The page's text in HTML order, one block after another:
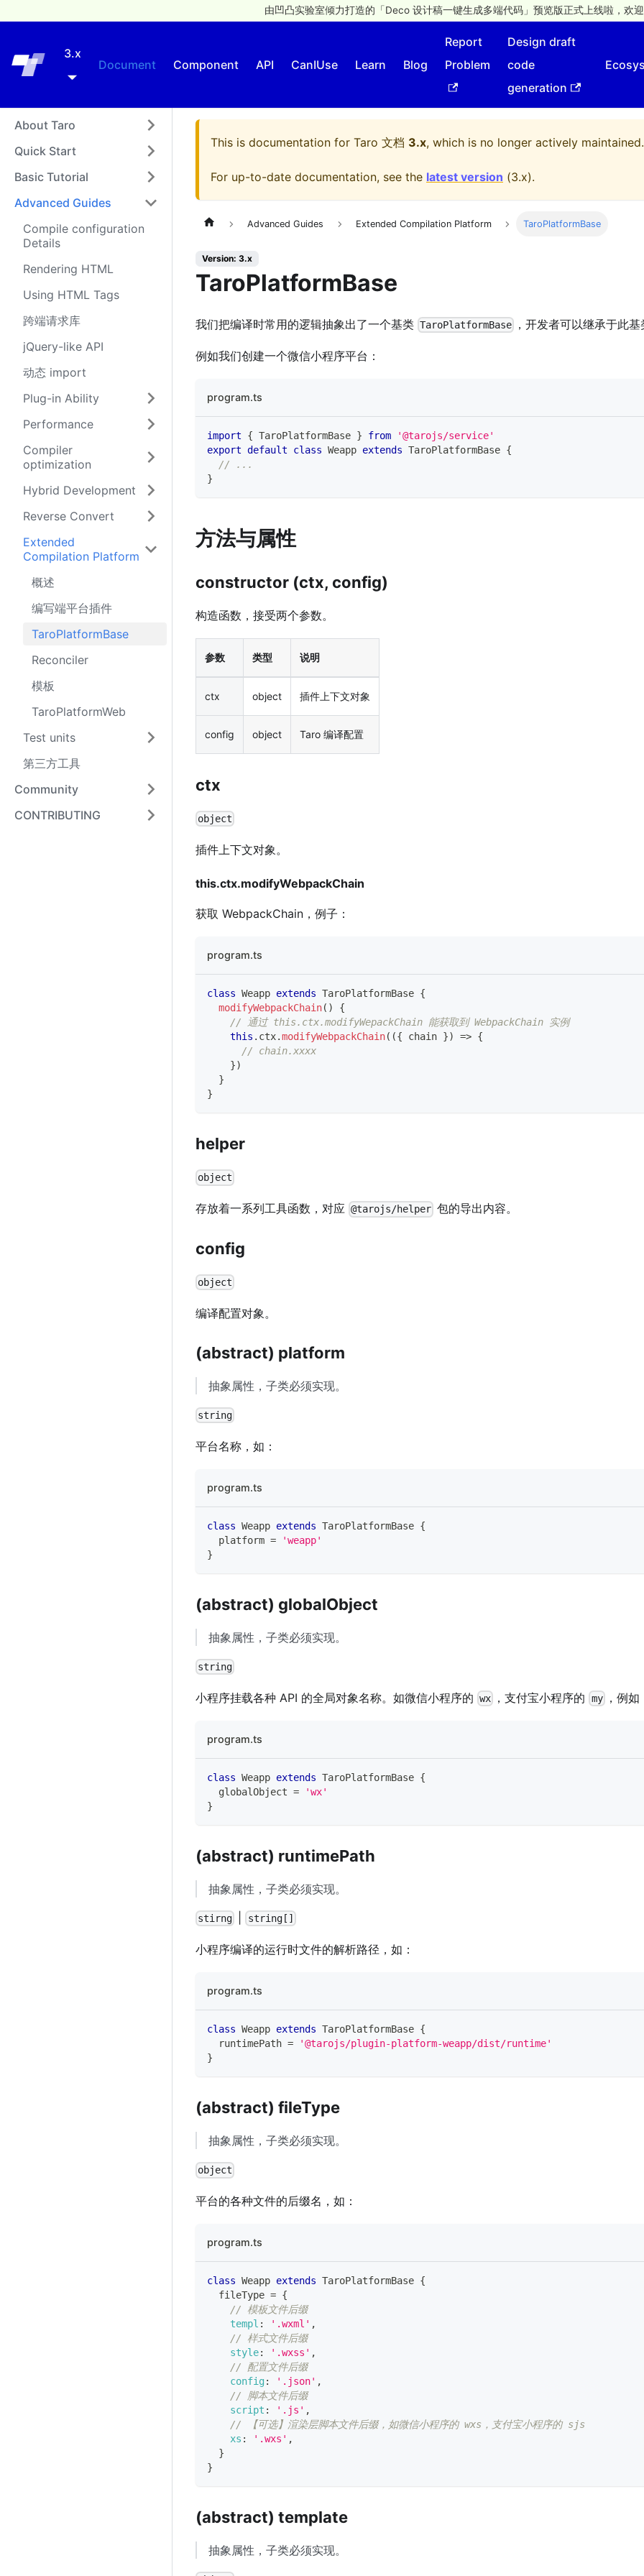
由凹凸实验室倾力打造的「Deco 设计稿一键生成多端代码」预览版正式上线啦，欢迎
3.x
Document
Component API CanIUse Learn Blog
Report
Problem
Design draft
code
generation
About Taro
Quick Start
Basic Tutorial
Advanced Guides
Compile configuration
Details
Rendering HTML
Using HTML Tags
跨端请求库
jQuery-like API
动态 import
Plug-in Ability
Performance
Compiler
optimization
Hybrid Development
Reverse Convert
Extended
Compilation Platform
概述
编写端平台插件
TaroPlatformBase
Reconciler
模板
TaroPlatformWeb
Test units
第三方工具
Community
CONTRIBUTING
This is documentation for Taro 文档 3.x, which is no longer actively maintained.
For up-to-date documentation, see the latest version (3.x).
Advanced Guides Extended Compilation Platform TaroPlatformBase
Version: 3.x
TaroPlatformBase
我们把编译时常用的逻辑抽象出了一个基类 TaroPlatformBase ，开发者可以继承于此
例如我们创建一个微信小程序平台：
program.ts
import { TaroPlatformBase } from
'@tarojs/service'
export default class Weapp extends TaroPlatformBase {
// ...
}
方法与属性
constructor (ctx, config)
构造函数，接受两个参数。
参数 类型 说明
ctx object 插件上下文对象
config object Taro 编译配置
ctx
object
插件上下文对象。
this.ctx.modifyWebpackChain
获取 WebpackChain，例子：
program.ts
class Weapp extends TaroPlatformBase {
modifyWebpackChain( )
{
// 通过 this.ctx.modifyWepackChain 能获取到 WebpackChain 实例
this . ctx.modifyWebpackChain( ({ chain }) => {
// chain.xxxx
})
}
}
helper
object
存放着一系列工具函数，对应 @tarojs/helper 包的导出内容。
config
object
编译配置对象。
(abstract) platform
抽象属性，子类必须实现。
string
平台名称，如：
program.ts
class Weapp extends TaroPlatformBase {
  platform
=
'weapp'
}
(abstract) globalObject
抽象属性，子类必须实现。
string
小程序挂载各种 API 的全局对象名称。如微信小程序的 wx ，支付宝小程序的 my，例如
program.ts
class Weapp extends TaroPlatformBase {
  globalObject
=
'wx'
}
(abstract) runtimePath
抽象属性，子类必须实现。
stirng | string[]
小程序编译的运行时文件的解析路径，如：
program.ts
class Weapp extends TaroPlatformBase {
  runtimePath
=
'@tarojs/plugin-platform-weapp/dist/runtime'
}
(abstract) fileType
抽象属性，子类必须实现。
object
平台的各种文件的后缀名，如：
program.ts
class Weapp extends TaroPlatformBase {
  fileType
= {
// 模板文件后缀
templ : '.wxml' ,
// 样式文件后缀
style: '.wxss' ,
// 配置文件后缀
config: '.json' ,
// 脚本文件后缀
script : '.js' ,
// 【可选】渲染层脚本文件后缀，如微信小程序的 wxs，支付宝小程序的 sjs
xs : '.wxs' ,
}
}
(abstract) template
抽象属性，子类必须实现。